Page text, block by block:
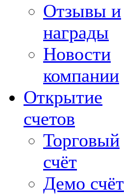
Отзывы и
награды
Новости
компании
Открытие
счетов
Торговый
счёт
Демо счёт